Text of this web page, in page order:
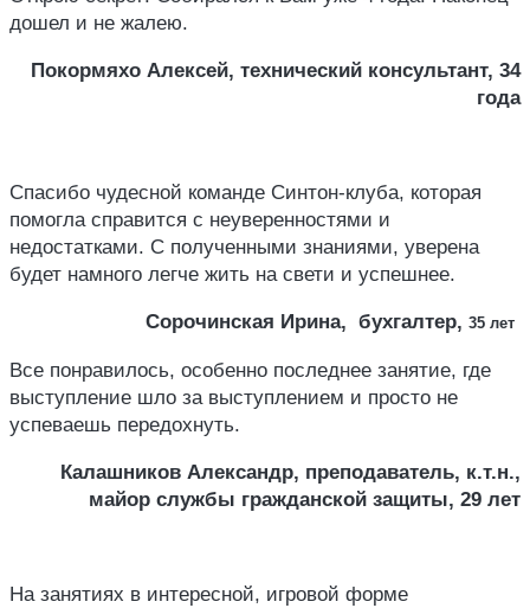
дошел и не жалею.
Покормяхо Алексей, технический консультант, 34
года
Спасибо чудесной команде Синтон-клуба, которая
помогла справится с неуверенностями и
недостатками. С полученными знаниями, уверена
будет намного легче жить на свети и успешнее.
Сорочинская Ирина, бухгалтер, 35 лет
Все понравилось, особенно последнее занятие, где
выступление шло за выступлением и просто не
успеваешь передохнуть.
Калашников Александр, преподаватель, к.т.н.,
майор службы гражданской защиты, 29 лет
На занятиях в интересной, игровой форме